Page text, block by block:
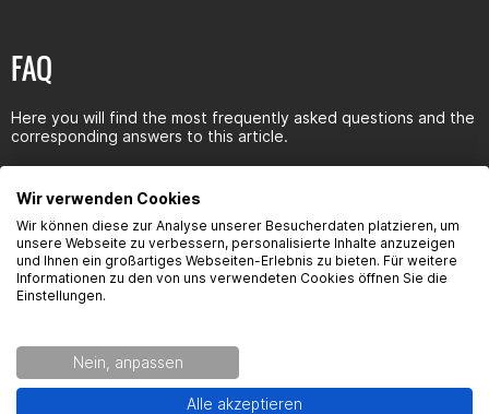
FAQ
Here you will find the most frequently asked questions and the
corresponding answers to this article.
Ist diese Folie Hitzebeständig?
Hallo, ist diese Folie gut dehnbar bzw, gut faltbar?
Ist diese Folie selbstklebend?
Kann man diese Folie auch zu Hause anbringen oder
muss man dafür zur Werkstatt?
Seguridad del producto
Wir verwenden Cookies
Wir können diese zur Analyse unserer Besucherdaten platzieren, um
unsere Webseite zu verbessern, personalisierte Inhalte anzuzeigen
und Ihnen ein großartiges Webseiten-Erlebnis zu bieten. Für weitere
Informationen zu den von uns verwendeten Cookies öffnen Sie die
Einstellungen.
Nein, anpassen
Alle akzeptieren